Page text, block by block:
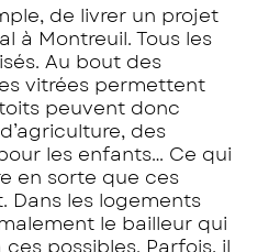
de livrer un projet
à Montreuil. Tous les
Au bout des
vitrées permettent
peuvent donc
des
les enfants… Ce qui
en sorte que ces
Dans les logements
le bailleur qui
possibles. Parfois, il